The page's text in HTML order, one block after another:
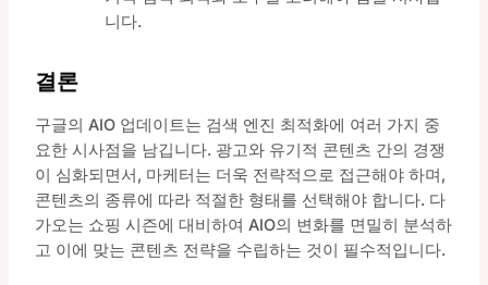
니다.
결론
구글의 AIO 업데이트는 검색 엔진 최적화에 여러 가지 중
요한 시사점을 남깁니다. 광고와 유기적 콘텐츠 간의 경쟁
이 심화되면서, 마케터는 더욱 전략적으로 접근해야 하며,
콘텐츠의 종류에 따라 적절한 형태를 선택해야 합니다. 다
가오는 쇼핑 시즌에 대비하여 AIO의 변화를 면밀히 분석하
고 이에 맞는 콘텐츠 전략을 수립하는 것이 필수적입니다.